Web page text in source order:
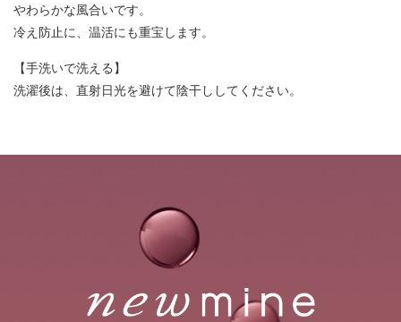
やわらかな風合いです。
冷え防止に、温活にも重宝します。
【手洗いで洗える】
洗濯後は、直射日光を避けて陰干ししてください。